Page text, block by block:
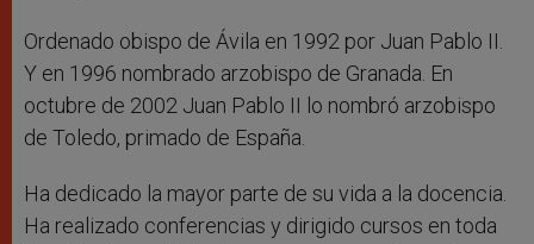
Ordenado obispo de Ávila en 1992 por Juan Pablo II.
Y en 1996 nombrado arzobispo de Granada. En
octubre de 2002 Juan Pablo II lo nombró arzobispo
de Toledo, primado de España.
Ha dedicado la mayor parte de su vida a la docencia.
Ha realizado conferencias y dirigido cursos en toda